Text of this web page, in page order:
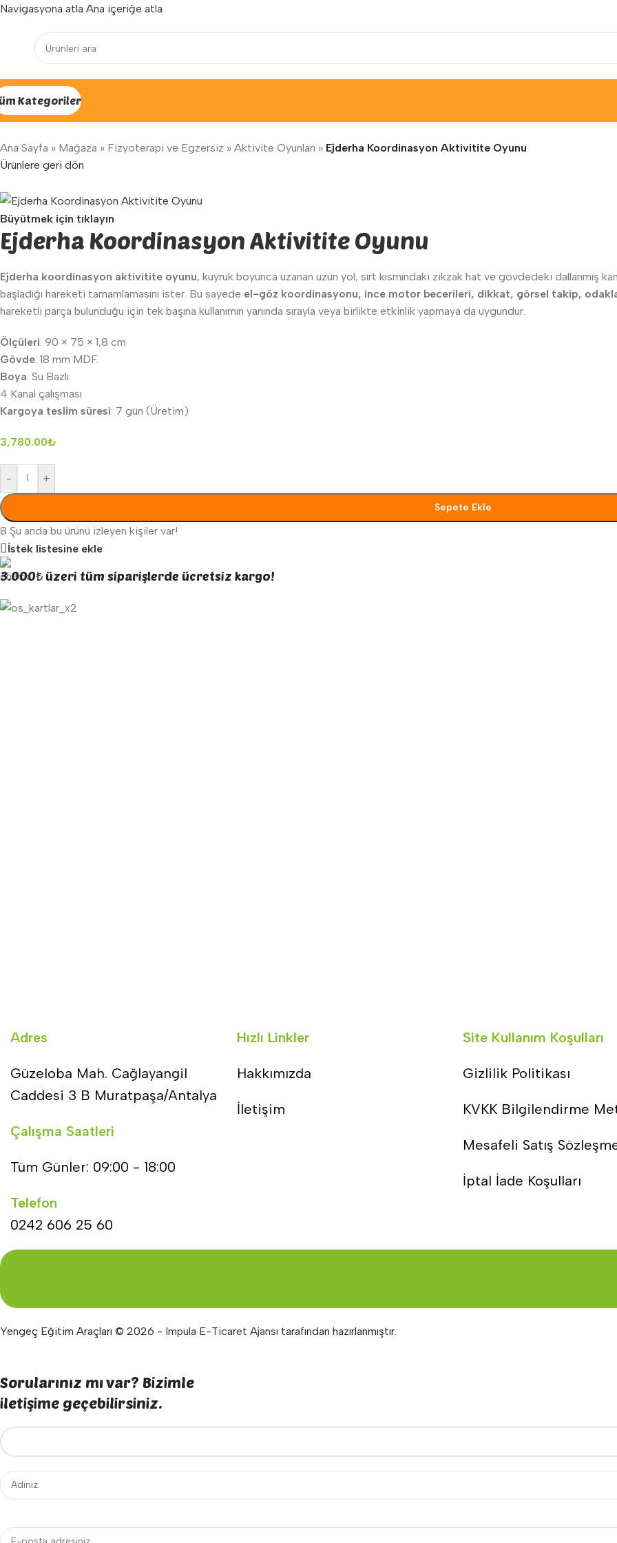
Navigasyona atla Ana içeriğe atla
Yenilenen arayüzümüz ile hizmetinizdeyiz...
Kategoriler
Ana Sayfa » Mağaza » Fizyoterapi ve Egzersiz » Aktivite Oyunları » Ejderha Koordinasyon Aktivitite Oyunu
Ürünlere geri dön
Büyütmek için tıklayın
Ejderha Koordinasyon Aktivitite Oyunu
Ejderha koordinasyon aktivitite oyunu, kuyruk boyunca uzanan uzun yol, sırt kısmındaki zikzak hat ve gövdedeki dallanmış
başladığı hareketi tamamlamasını ister. Bu sayede el-göz koordinasyonu, ince motor becerileri, dikkat, görsel takip,
hareketli parça bulunduğu için tek başına kullanımın yanında sırayla veya birlikte etkinlik yapmaya da uygundur.
Ölçüleri: 90 × 75 × 1,8 cm
Gövde: 18 mm MDF.
Boya: Su Bazlı.
4 Kanal çalışması
Kargoya teslim süresi: 7 gün (Üretim)
3,780.00₺
- +
Sepete Ekle
8 Şu anda bu ürünü izleyen kişiler var!
İstek listesine ekle
3.000₺ üzeri tüm siparişlerde ücretsiz kargo!
Adres
Güzeloba Mah. Cağlayangil
Caddesi 3 B Muratpaşa/Antalya
Çalışma Saatleri
Tüm Günler: 09:00 - 18:00
Telefon
0242 606 25 60
Hızlı Linkler
Hakkımızda
İletişim
Site Kullanım Koşulları
Gizlilik Politikası
KVKK Bilgilendirme
Mesafeli Satış
İptal İade Koşulları
Yengeç Eğitim Araçları © 2026 - Impula E-Ticaret Ajansı tarafından hazırlanmıştır.
Sorularınız mı var? Bizimle
iletişime geçebilirsiniz.